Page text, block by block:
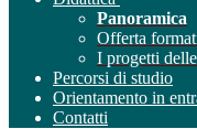
Panoramica
Offerta
I progetti
Percorsi di studio
Orientamento in
Contatti